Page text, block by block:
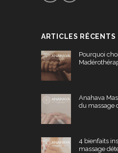
ARTICLES RÉCENTS
Pourquoi
Anahava
du massage
4 bienfaits
massage